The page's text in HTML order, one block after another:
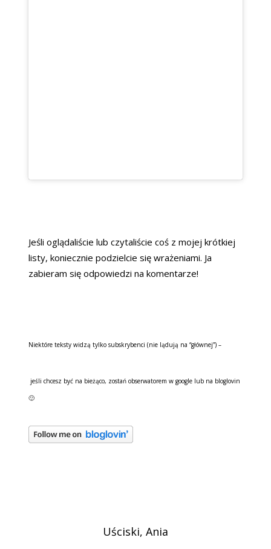
Jeśli oglądaliście lub czytaliście coś z mojej krótkiej
listy, koniecznie podzielcie się wrażeniami. Ja
zabieram się odpowiedzi na komentarze!
Niektóre teksty widzą tylko subskrybenci (nie lądują na “głównej”) –
jeśli chcesz być na bieżąco, zostań obserwatorem w google lub na bloglovin
🙂
Uściski, Ania